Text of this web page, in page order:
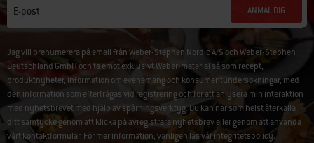
E-post ANMÄL DIG
Jag vill prenumerera på email från Weber-Stephen Nordic A/S och Weber-Stephen
Deutschland GmbH och ta emot exklusivt Weber-material så som recept,
produktnyheter, information om evenemang och konsumentundersökningar, med
den information som efterfrågas vid registrering och för att anlysera min interaktion
med nyhetsbrevet med hjälp av spårningsverktyg. Du kan när som helst återkalla
ditt samtycke genom att klicka på avregistrera nyhetsbreveller genom att använda
vårt kontaktformulär. För mer information, vänligen läs vårintegritetspolicy.